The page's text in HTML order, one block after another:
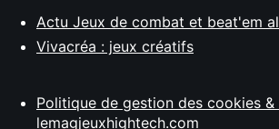
Actu Jeux de combat et beat'em
Vivacréa : jeux créatifs
Politique de gestion des cookies
lemagjeuxhightech.com